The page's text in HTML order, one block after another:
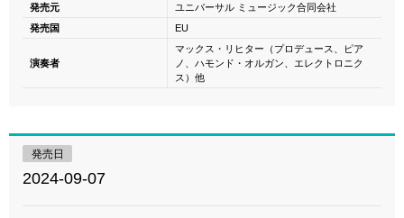
発売元
ユニバーサル ミュージック合同会社
発売国
EU
演奏者
マックス・リヒター（プロデュース、ピア
ノ、ハモンド・オルガン、エレクトロニク
ス）他
発売日
2024-09-07